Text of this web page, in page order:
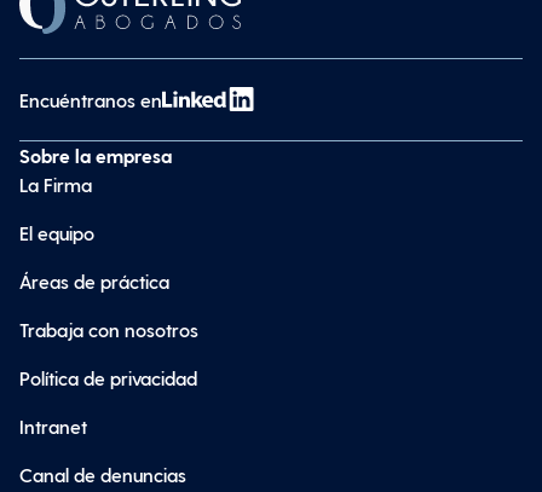
Encuéntranos en
Sobre la empresa
La Firma
El equipo
Áreas de práctica
Trabaja con nosotros
Política de privacidad
Intranet
Canal de denuncias